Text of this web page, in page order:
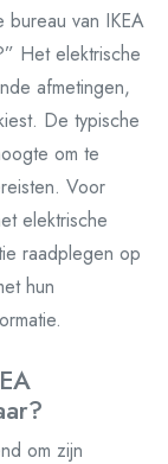
bureau van IKEA
Het elektrische
afmetingen,
De typische
om te
Voor
elektrische
raadplegen op
hun
om zijn